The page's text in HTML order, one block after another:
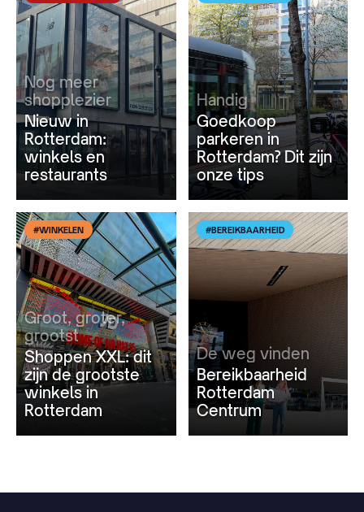
Nog meer
shopplezier
Nieuw in
Rotterdam:
winkels en
restaurants
Handig
Goedkoop
parkeren in
Rotterdam? Dit zijn
onze tips
#WINKELEN
Groot, groter,
grootst
Shoppen XXL: dit
zijn de grootste
winkels in
Rotterdam
#BEREIKBAARHEID
De weg vinden
Bereikbaarheid
Rotterdam
Centrum